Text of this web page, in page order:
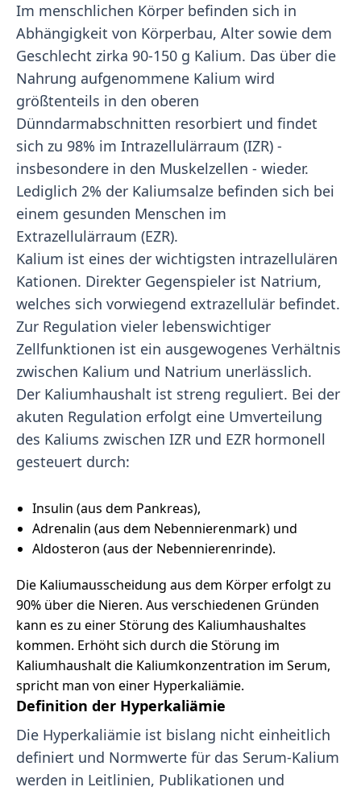
Im menschlichen Körper befinden sich in
Abhängigkeit von Körperbau, Alter sowie dem
Geschlecht zirka 90-150 g Kalium. Das über die
Nahrung aufgenommene Kalium wird
größtenteils in den oberen
Dünndarmabschnitten resorbiert und findet
sich zu 98% im Intrazellulärraum (IZR) -
insbesondere in den Muskelzellen - wieder.
Lediglich 2% der Kaliumsalze befinden sich bei
einem gesunden Menschen im
Extrazellulärraum (EZR).
Kalium ist eines der wichtigsten intrazellulären
Kationen. Direkter Gegenspieler ist Natrium,
welches sich vorwiegend extrazellulär befindet.
Zur Regulation vieler lebenswichtiger
Zellfunktionen ist ein ausgewogenes Verhältnis
zwischen Kalium und Natrium unerlässlich.
Der Kaliumhaushalt ist streng reguliert. Bei der
akuten Regulation erfolgt eine Umverteilung
des Kaliums zwischen IZR und EZR hormonell
gesteuert durch:
Insulin (aus dem Pankreas),
Adrenalin (aus dem Nebennierenmark) und
Aldosteron (aus der Nebennierenrinde).
Die Kaliumausscheidung aus dem Körper erfolgt zu
90% über die Nieren. Aus verschiedenen Gründen
kann es zu einer Störung des Kaliumhaushaltes
kommen. Erhöht sich durch die Störung im
Kaliumhaushalt die Kaliumkonzentration im Serum,
spricht man von einer Hyperkaliämie.
Definition der Hyperkaliämie
Die Hyperkaliämie ist bislang nicht einheitlich
definiert und Normwerte für das Serum-Kalium
werden in Leitlinien, Publikationen und